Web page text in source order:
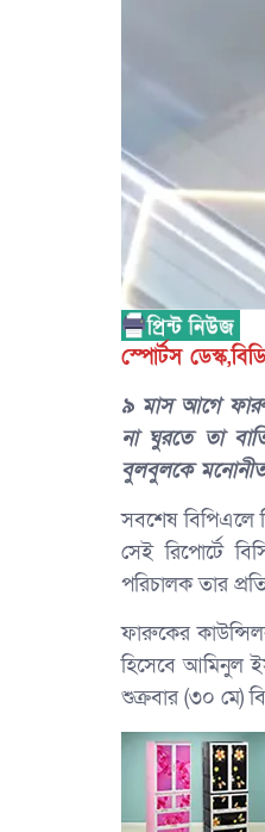
স্পোর্টস
৯ মাস আগে
না ঘুরতে তা
বুলবুলকে মনোনীত
সবশেষ বিপিএলে
সেই রিপোর্টে
পরিচালক তার
ফারুকের
হিসেবে আমিনুল
শুক্রবার (৩০ মে)